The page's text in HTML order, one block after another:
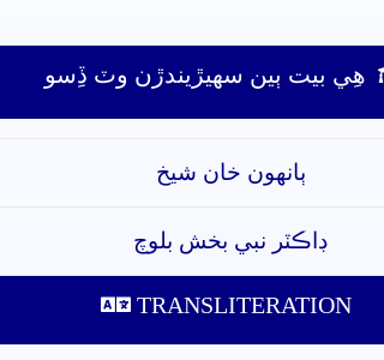
ھِي بيت ٻين سھيڙيندڙن وٽ ڏِسو
ٻانهون خان شيخ
ڊاڪٽر نبي بخش بلوچ
TRANSLITERATION